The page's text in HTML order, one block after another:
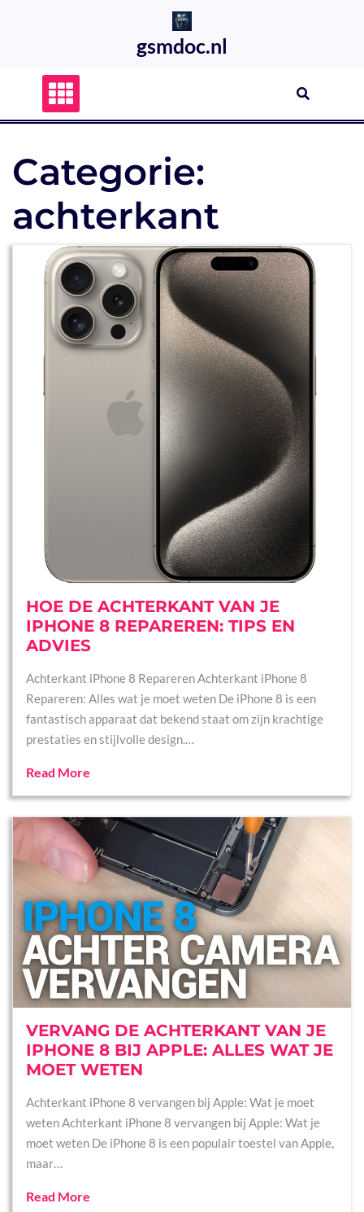
gsmdoc.nl
Categorie:
achterkant
HOE DE ACHTERKANT VAN JE
IPHONE 8 REPAREREN: TIPS EN
ADVIES
Achterkant iPhone 8 Repareren Achterkant iPhone 8
Repareren: Alles wat je moet weten De iPhone 8 is een
fantastisch apparaat dat bekend staat om zijn krachtige
prestaties en stijlvolle design.…
Read More
VERVANG DE ACHTERKANT VAN JE
IPHONE 8 BIJ APPLE: ALLES WAT JE
MOET WETEN
Achterkant iPhone 8 vervangen bij Apple: Wat je moet
weten Achterkant iPhone 8 vervangen bij Apple: Wat je
moet weten De iPhone 8 is een populair toestel van Apple,
maar…
Read More